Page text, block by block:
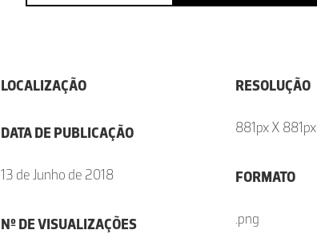
LOCALIZAÇÃO
DATA DE PUBLICAÇÃO
13 de Junho de 2018
Nº DE VISUALIZAÇÕES
RESOLUÇÃO
881px X 881px
FORMATO
.png